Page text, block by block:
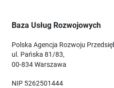
Baza Usług Rozwojowych
Polska Agencja Rozwoju
ul. Pańska 81/83,
00-834 Warszawa
NIP 5262501444